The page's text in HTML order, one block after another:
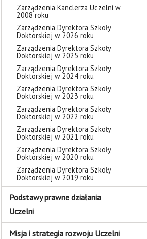
Zarządzenia Kanclerza Uczelni w
2008 roku
Zarządzenia Dyrektora Szkoły
Doktorskiej w 2026 roku
Zarządzenia Dyrektora Szkoły
Doktorskiej w 2025 roku
Zarządzenia Dyrektora Szkoły
Doktorskiej w 2024 roku
Zarządzenia Dyrektora Szkoły
Doktorskiej w 2023 roku
Zarządzenia Dyrektora Szkoły
Doktorskiej w 2022 roku
Zarządzenia Dyrektora Szkoły
Doktorskiej w 2021 roku
Zarządzenia Dyrektora Szkoły
Doktorskiej w 2020 roku
Zarządzenia Dyrektora Szkoły
Doktorskiej w 2019 roku
Podstawy prawne działania
Uczelni
Misja i strategia rozwoju Uczelni